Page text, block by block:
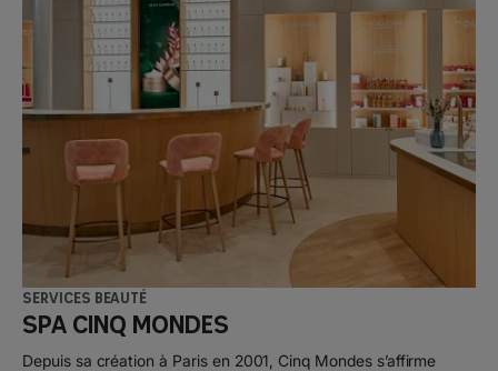
Services beauté
Spa Cinq Mondes
Depuis sa création à Paris en 2001, Cinq Mondes s’affirme